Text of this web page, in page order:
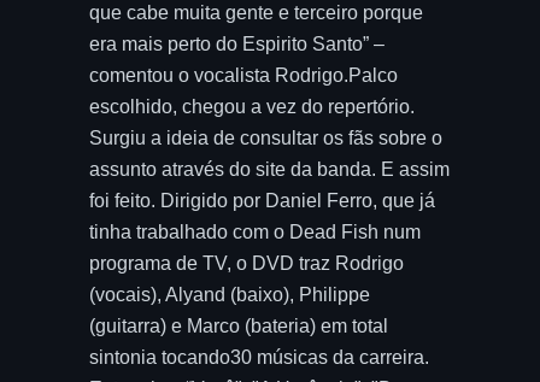
que cabe muita gente e terceiro porque
era mais perto do Espirito Santo” –
comentou o vocalista Rodrigo.Palco
escolhido, chegou a vez do repertório.
Surgiu a ideia de consultar os fãs sobre o
assunto através do site da banda. E assim
foi feito. Dirigido por Daniel Ferro, que já
tinha trabalhado com o Dead Fish num
programa de TV, o DVD traz Rodrigo
(vocais), Alyand (baixo), Philippe
(guitarra) e Marco (bateria) em total
sintonia tocando30 músicas da carreira.